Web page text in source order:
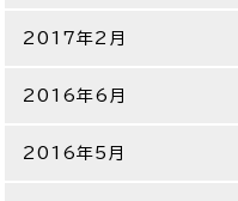
2017年2月
2016年6月
2016年5月